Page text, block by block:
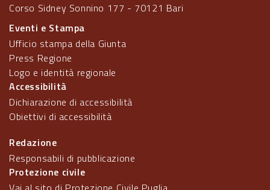
Corso Sidney Sonnino 177 - 70121 Bari
Eventi e Stampa
Ufficio stampa della Giunta
Press Regione
Logo e identità regionale
Accessibilità
Dichiarazione di accessibilità
Obiettivi di accessibilità
Redazione
Responsabili di pubblicazione
Protezione civile